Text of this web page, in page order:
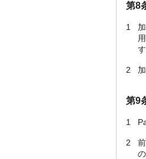
第8
1
す
2
第9
1
2